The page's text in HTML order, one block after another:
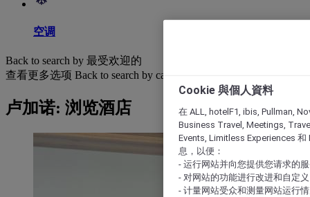
空调
Back to search by 最受欢迎的
查看更多选项 Back to search by categories
卢加诺: 浏览酒店
Cookie 與個人資料
在 ALL, hotelF1, ibis, Pullman,
Business Travel, Meetings,
Events, Limitless Experiences 和
息，以便：
- 运行网站并向您提供您请求的
- 对网站的功能进行改进和自定义
- 计量网站受众和测量网站运行